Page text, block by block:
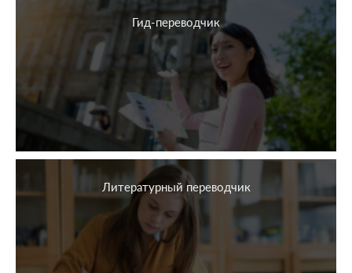
Гид-переводчик
Литературный переводчик